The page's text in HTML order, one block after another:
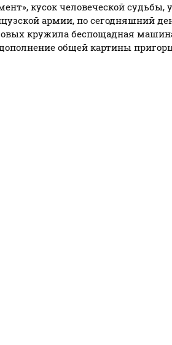
кусок человеческой
армии, по сегодняшний
кружила беспощадная
дополнение общей картины